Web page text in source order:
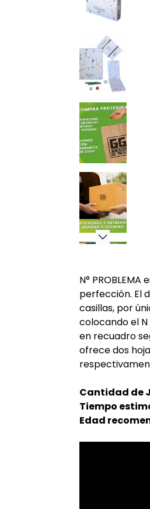
N°
perfección. El
casillas, por
colocando el
en recuadro
ofrece dos
Cantidad de
Tiempo
Edad